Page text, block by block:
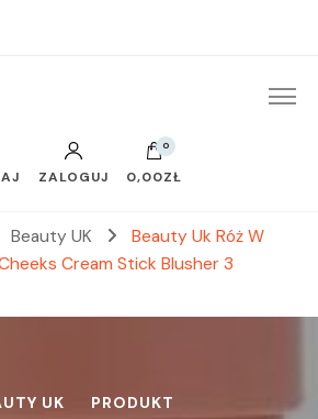
ZALOGUJ
0
0,00ZŁ
Beauty UK
Beauty Uk Róż W
Cream Stick Blusher 3
UK PRODUKT